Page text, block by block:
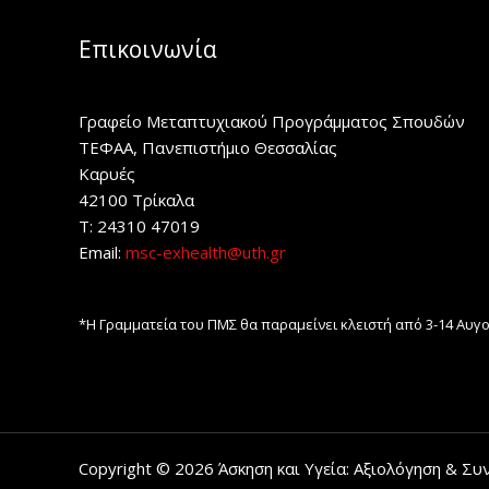
Επικοινωνία
Γραφείο Μεταπτυχιακού Προγράμματος Σπουδών
ΤΕΦΑΑ, Πανεπιστήμιο Θεσσαλίας
Καρυές
42100 Τρίκαλα
Τ: 24310 47019
Email: msc-exhealth@uth.gr
*Η Γραμματεία του ΠΜΣ θα παραμείνει κλειστή από 3-14
Copyright © 2026 Άσκηση και Υγεία: Αξιολόγηση &